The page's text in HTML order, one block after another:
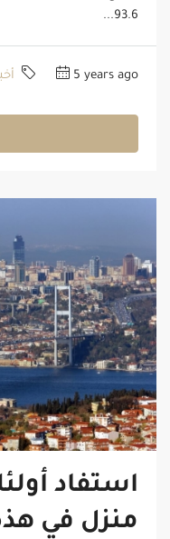
93.6...
5 years ago
استفاد
منزل في